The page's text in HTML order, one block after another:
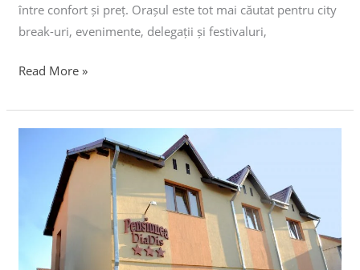
între confort și preț. Orașul este tot mai căutat pentru city
break-uri, evenimente, delegații și festivaluri,
Read More »
Napoca
pentru
Untold